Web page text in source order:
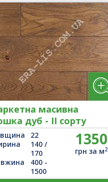
масивна
дуб - ІІ сорту
22
140 /
170
400 -
1500
1350
грн за м2